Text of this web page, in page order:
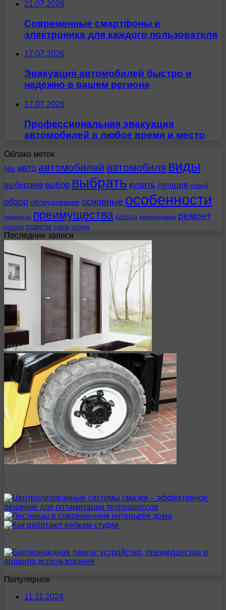
21.07.2026
Современные смартфоны и
электроника для каждого пользователя
17.07.2026
Эвакуация автомобилей быстро и
надежно в вашем регионе
17.07.2026
Профессиональная эвакуация
автомобилей в любое время и место
Облако меток
hits авто автомобилей автомобиля виды
выбираем выбор выбрать купить лучшие новый
обзор оборудование основные особенности
правильно преимущества работы рекомендации ремонт
россии советы такси услуги
Последние записи
Популярное
11.11.2024